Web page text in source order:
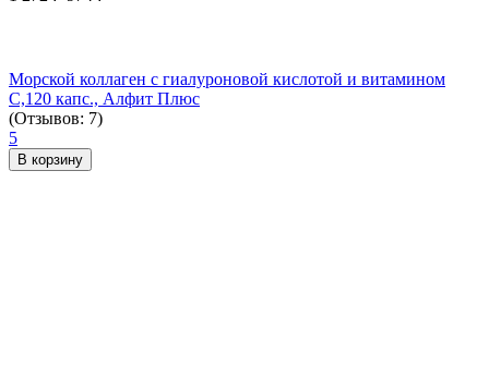
Морской коллаген с гиалуроновой кислотой и витамином
С,120 капс., Алфит Плюс
(Отзывов: 7)
5
В корзину